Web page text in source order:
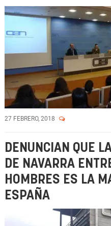
27 FEBRERO, 2018
DENUNCIAN QUE
DE NAVARRA
HOMBRES ES LA
ESPAÑA